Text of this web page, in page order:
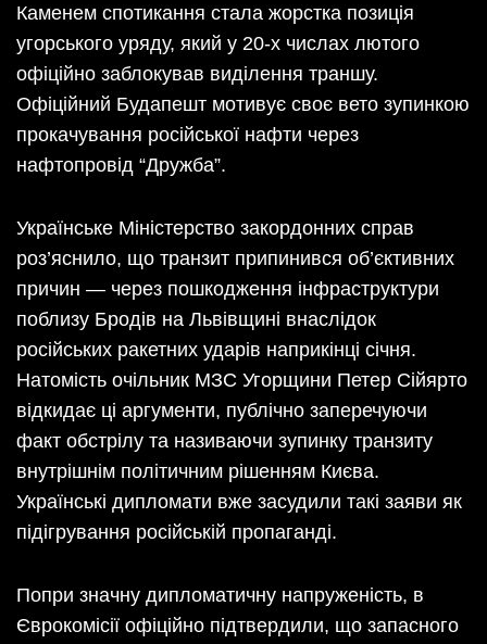
Каменем спотикання стала жорстка позиція
угорського уряду, який у 20-х числах лютого
офіційно заблокував виділення траншу.
Офіційний Будапешт мотивує своє вето зупинкою
прокачування російської нафти через
нафтопровід “Дружба”.
Українське Міністерство закордонних справ
роз’яснило, що транзит припинився об’єктивних
причин — через пошкодження інфраструктури
поблизу Бродів на Львівщині внаслідок
російських ракетних ударів наприкінці січня.
Натомість очільник МЗС Угорщини Петер Сійярто
відкидає ці аргументи, публічно заперечуючи
факт обстрілу та називаючи зупинку транзиту
внутрішнім політичним рішенням Києва.
Українські дипломати вже засудили такі заяви як
підігрування російській пропаганді.
Попри значну дипломатичну напруженість, в
Єврокомісії офіційно підтвердили, що запасного